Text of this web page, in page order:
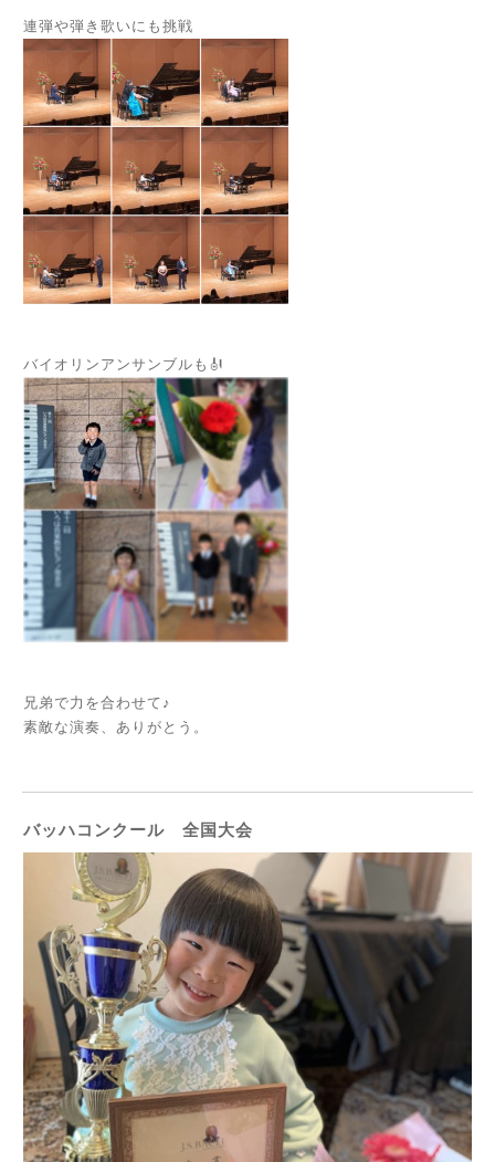
連弾や弾き歌いにも挑戦
バイオリンアンサンブルも🎻
兄弟で力を合わせて♪
素敵な演奏、ありがとう。
バッハコンクール 全国大会